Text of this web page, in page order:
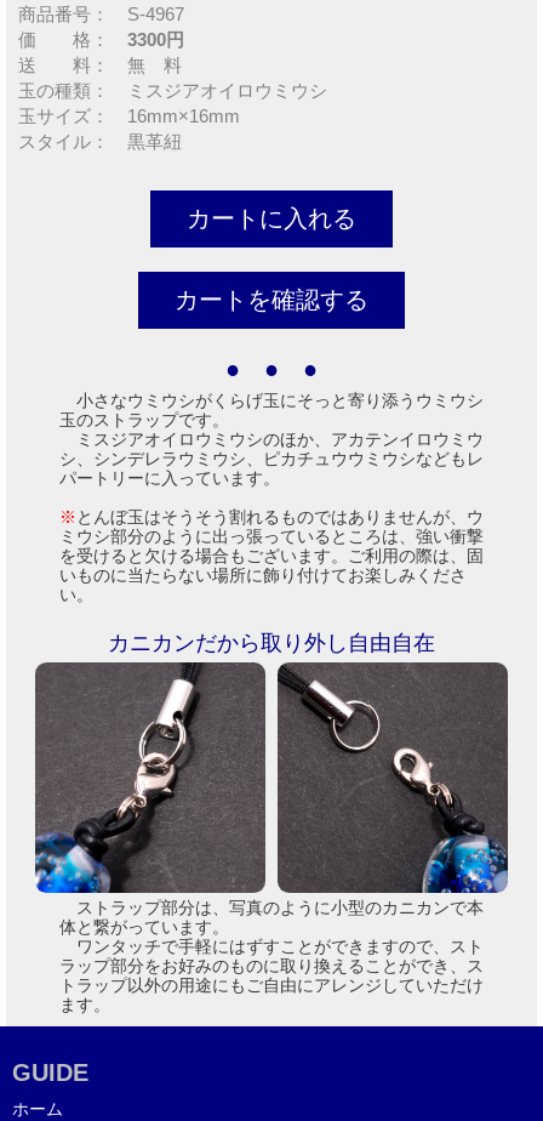
商品番号： S-4967
価 格： 3300円
送 料： 無 料
玉の種類： ミスジアオイロウミウシ
玉サイズ： 16mm×16mm
スタイル： 黒革紐
● ● ●
小さなウミウシがくらげ玉にそっと寄り添うウミウシ
玉のストラップです。
ミスジアオイロウミウシのほか、アカテンイロウミウ
シ、シンデレラウミウシ、ピカチュウウミウシなどもレ
パートリーに入っています。
※ とんぼ玉はそうそう割れるものではありませんが、ウ
ミウシ部分のように出っ張っているところは、強い衝撃
を受けると欠ける場合もございます。ご利用の際は、固
いものに当たらない場所に飾り付けてお楽しみくださ
い。
カニカンだから取り外し自由自在
ストラップ部分は、写真のように小型のカニカンで本
体と繋がっています。
ワンタッチで手軽にはずすことができますので、スト
ラップ部分をお好みのものに取り換えることができ、ス
トラップ以外の用途にもご自由にアレンジしていただけ
ます。
GUIDE
ホーム